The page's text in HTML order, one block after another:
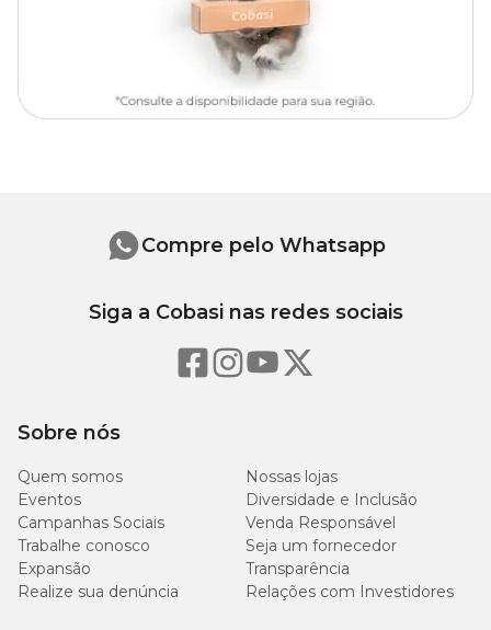
comprimidos
de 0,5 mg
comprimido
de 2,0 mg
comprimido
de 2,0 mg
de 4,0 mg
de 4,0 mg
2
comprimidos
40
comprimidos
Mellis Vet 4mg: contraindicações
Sobre nós
Quem somos
Nossas lojas
Eventos
Diversidade e Inclusão
Campanhas Sociais
Venda Responsável
Trabalhe conosco
Seja um fornecedor
Expansão
Transparência
Realize sua denúncia
Relações com Investidores
Compre pelo Whatsapp
Siga a Cobasi nas redes sociais